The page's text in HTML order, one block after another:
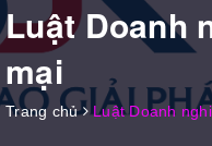
Luật Doanh
mại
Trang chủ Luật Doanh